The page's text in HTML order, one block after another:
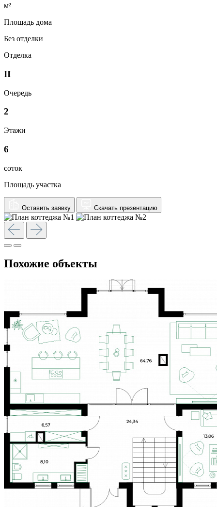
м²
Площадь дома
Без отделки
Отделка
II
Очередь
2
Этажи
6
соток
Площадь участка
Оставить заявку Скачать презентацию
Похожие объекты